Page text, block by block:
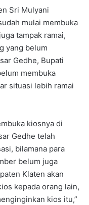
Sri Mulyani
mulai membuka
tampak ramai,
yang belum
Gedhe, Bupati
membuka
situasi lebih ramai
kiosnya di
Gedhe telah
bilamana para
belum juga
Klaten akan
kepada orang lain,
kios itu,”